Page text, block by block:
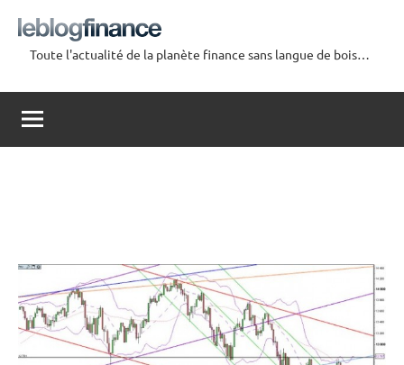
contenu
Blog
Finance
Toute l'actualité de la planète finance sans langue de bois…